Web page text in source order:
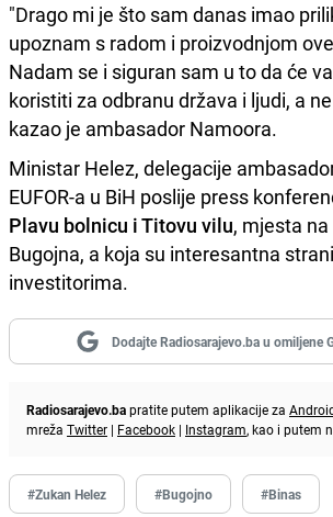
"Drago mi je što sam danas imao
upoznam s radom i proizvodnjom
Nadam se i siguran sam u to da će
koristiti za odbranu država i ljudi, a
kazao je ambasador Namoora.
Ministar Helez, delegacije
EUFOR-a u BiH poslije press
Plavu bolnicu i Titovu vilu, mjesta
Bugojna, a koja su interesantna
investitorima.
Dodajte Radiosarajevo.ba u omiljene
Radiosarajevo.bapratite putem aplikacije za
mreža Twitter | Facebook | Instagram, kao i putem
#Zukan Helez #Bugojno #Binas